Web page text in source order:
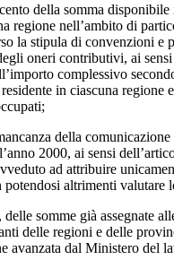
della somma
regione nell’ambito di
la stipula di convenzioni
oneri contributivi, ai
complessivo
in ciascuna
della
2000, ai sensi
ad attribuire
altrimenti
somme già assegnate
delle regioni e delle
avanzata dal Ministero del